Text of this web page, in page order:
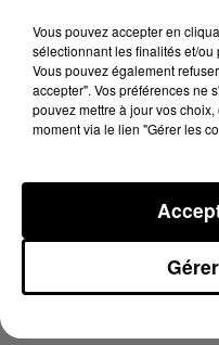
18 mars 2024 - 5 min 6
LA VOYANCE EN
18/03/2024
Vous pouvez accepter en
sélectionnant les finalités et/
Vous pouvez également
accepter". Vos préférences ne
pouvez mettre à jour vos
moment via le lien "Gérer les